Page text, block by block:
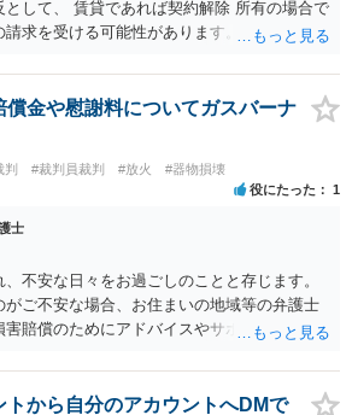
として、 賃貸であれば契約解除 所有の場合で
求を受ける可能性があります。
償金や慰謝料についてガスバーナ
判 #裁判員裁判 #放火 #器物損壊
役にたった 1
士
不安な日々をお過ごしのことと存じます。
ご不安な場合、お住まいの地域等の弁護士
害賠償のためにアドバイスやサポートをして
に必要となる証拠等についてアドバイスを
しておくことも考えられます）。 また、賠償
トから自分のアカウントへDMで